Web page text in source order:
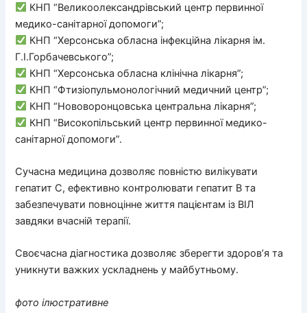
КНП “Великоолександрівський центр первинної
медико-санітарної допомоги”;
КНП “Херсонська обласна інфекційна лікарня ім.
Г.І.Горбачевського”;
КНП “Херсонська обласна клінічна лікарня”;
КНП “Фтизіопульмонологічний медичний центр”;
КНП “Нововоронцовська центральна лікарня”;
КНП “Високопільський центр первинної медико-
санітарної допомоги”.
Сучасна медицина дозволяє повністю вилікувати
гепатит C, ефективно контролювати гепатит B та
забезпечувати повноцінне життя пацієнтам із ВІЛ
завдяки вчасній терапії.
Своєчасна діагностика дозволяє зберегти здоров’я та
уникнути важких ускладнень у майбутньому.
фото ілюстративне